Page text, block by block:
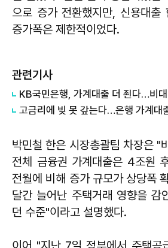
으로 증가 전환했지만, 신용대출
증가폭은 제한적이었다.
관련기사
박민철 한은 시장총괄팀 차장은 "
전체 금융권 가계대출은 4조원
전월에 비해 증가 규모가 상당폭
달간 늘어난 주택거래 영향을 감
던 수준"이라고 설명했다.